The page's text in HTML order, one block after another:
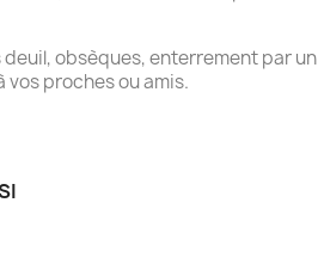
obsèques, enterrement par
vos proches ou amis.